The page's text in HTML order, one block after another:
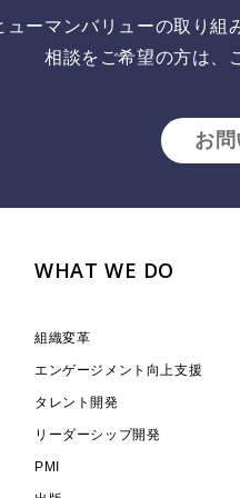
ューマンバリューの取り組
相談をご希望の方は、
お
WHAT WE DO
組織変革
エンゲージメント向上支援
タレント開発
リーダーシップ開発
PMI